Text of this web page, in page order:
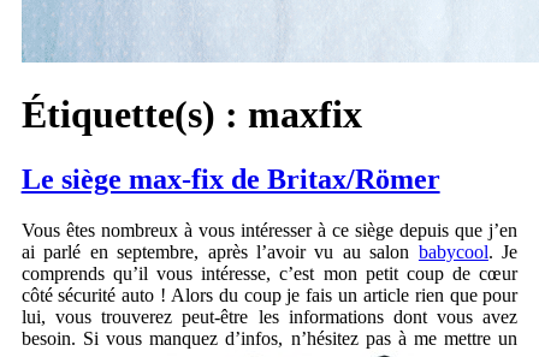
Étiquette(s) : maxfix
Le siège max-fix de Britax/Römer
Vous êtes nombreux à vous intéresser à ce siège depuis que j’en
ai parlé en septembre, après l’avoir vu au salon babycool. Je
comprends qu’il vous intéresse, c’est mon petit coup de cœur
côté sécurité auto ! Alors du coup je fais un article rien que pour
lui, vous trouverez peut-être les informations dont vous avez
besoin. Si vous manquez d’infos, n’hésitez pas à me mettre un